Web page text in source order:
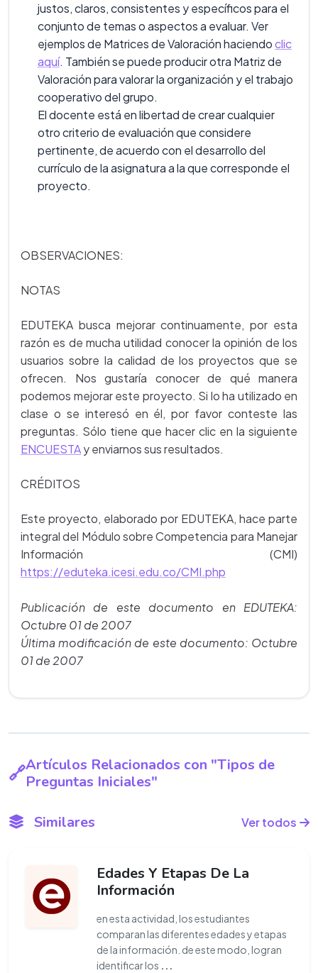
justos, claros, consistentes y específicos para el
conjunto de temas o aspectos a evaluar. Ver
ejemplos de Matrices de Valoración haciendoclic
aquí. También se puede producir otra Matriz de
Valoración para valorar la organización y el trabajo
cooperativo del grupo.
El docente está en libertad de crear cualquier
otro criterio de evaluación que considere
pertinente, de acuerdo con el desarrollo del
currículo de la asignatura a la que corresponde el
proyecto.
OBSERVACIONES:
NOTAS
EDUTEKA busca mejorar continuamente, por esta
razón es de mucha utilidad conocer la opinión de los
usuarios sobre la calidad de los proyectos que se
ofrecen. Nos gustaría conocer de qué manera
podemos mejorar este proyecto. Si lo ha utilizado en
clase o se interesó en él, por favor conteste las
preguntas. Sólo tiene que hacer clic en la siguiente
ENCUESTAy enviarnos sus resultados.
CRÉDITOS
Este proyecto, elaborado por EDUTEKA, hace parte
integral del Módulo sobre Competencia para Manejar
Información (CMI)
https://eduteka.icesi.edu.co/CMI.php
Publicación de este documento en EDUTEKA:
Octubre 01 de 2007
Última modificación de este documento: Octubre
01 de 2007
Artículos Relacionados con "Tipos de
Preguntas Iniciales"
Similares Ver todos
Edades Y Etapas De La
Información
en esta actividad, los estudiantes
comparan las diferentes edades y etapas
de la información. de este modo, logran
identificar los ...